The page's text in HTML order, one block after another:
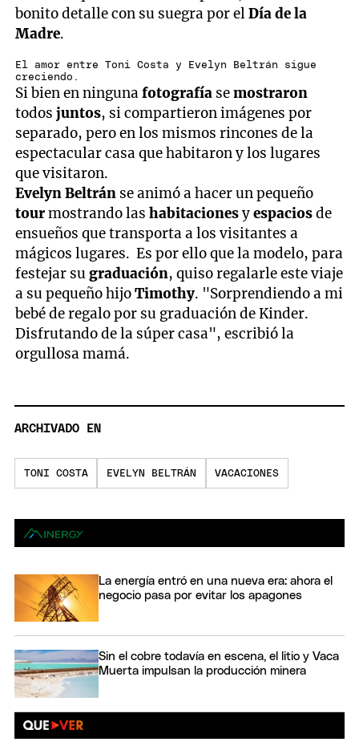
bonito detalle con su suegra por elDía de la
Madre.
El amor entre Toni Costa y Evelyn Beltrán sigue
creciendo.
Si bien en ningunafotografía semostraron
todosjuntos, si compartieron imágenes por
separado, pero en los mismos rincones de la
espectacular casa que habitaron y los lugares
que visitaron.
Evelyn Beltrán se animó a hacer un pequeño
tourmostrando lashabitacionesyespaciosde
ensueños que transporta a los visitantes a
mágicos lugares. Es por ello que la modelo, para
festejar sugraduación, quiso regalarle este viaje
a su pequeño hijoTimothy. "Sorprendiendo a mi
bebé de regalo por su graduación de Kinder.
Disfrutando de la súper casa", escribió la
orgullosa mamá.
ARCHIVADO EN
TONI COSTA EVELYN BELTRÁN VACACIONES
La energía entró en una nueva era: ahora el
negocio pasa por evitar los apagones
Sin el cobre todavía en escena, el litio y Vaca
Muerta impulsan la producción minera